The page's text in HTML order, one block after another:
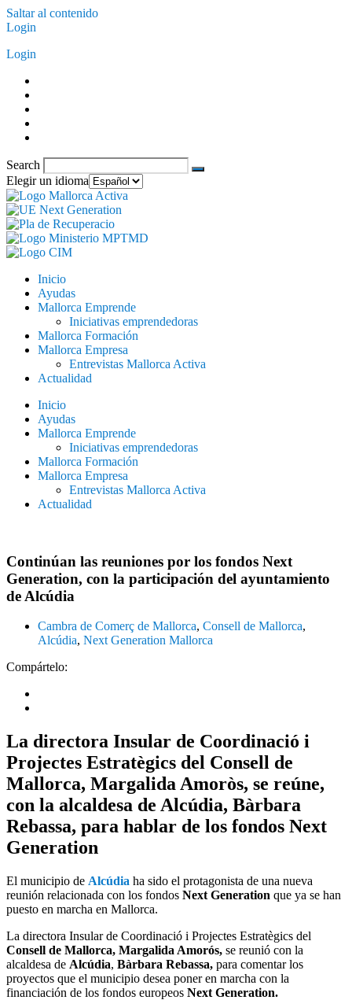
Saltar al contenido
Login
Login
Search
Elegir un idioma
Inicio
Ayudas
Mallorca Emprende
Iniciativas emprendedoras
Mallorca Formación
Mallorca Empresa
Entrevistas Mallorca Activa
Actualidad
Inicio
Ayudas
Mallorca Emprende
Iniciativas emprendedoras
Mallorca Formación
Mallorca Empresa
Entrevistas Mallorca Activa
Actualidad
Continúan las reuniones por los fondos Next
Generation, con la participación del ayuntamiento
de Alcúdia
Cambra de Comerç de Mallorca, Consell de Mallorca,
Alcúdia, Next Generation Mallorca
Compártelo:
La directora Insular de Coordinació i
Projectes Estratègics del Consell de
Mallorca, Margalida Amoròs, se reúne,
con la alcaldesa de Alcúdia, Bàrbara
Rebassa, para hablar de los fondos Next
Generation
El municipio de Alcúdia ha sido el protagonista de una nueva
reunión relacionada con los fondos Next Generation que ya se han
puesto en marcha en Mallorca.
La directora Insular de Coordinació i Projectes Estratègics del
Consell de Mallorca, Margalida Amorós, se reunió con la
alcaldesa de Alcúdia, Bàrbara Rebassa, para comentar los
proyectos que el municipio desea poner en marcha con la
financiación de los fondos europeos Next Generation.